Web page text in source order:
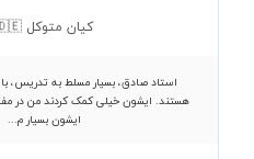
کیان متوکل 🇩🇪
استاد صادق، بسیار مسلط به تدریس،
هستند. ایشون خیلی کمک کردند من در
ایشون بسیار م...